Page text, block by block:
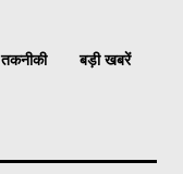
तकनीकी बड़ी खबरें